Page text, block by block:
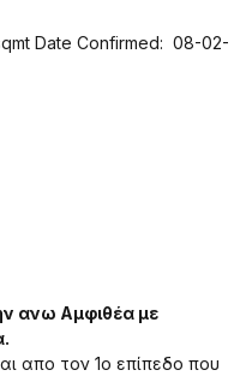
Date Confirmed: 08-02-
ανω Αμφιθέα με
απο τον 1ο επίπεδο που